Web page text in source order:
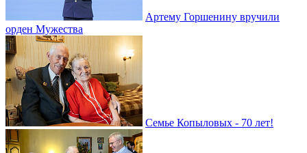
Артему Горшенину вручили
орден Мужества
Семье Копыловых - 70 лет!